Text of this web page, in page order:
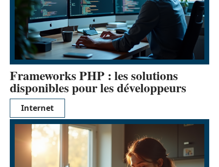
Frameworks PHP : les solutions
disponibles pour les développeurs
Internet